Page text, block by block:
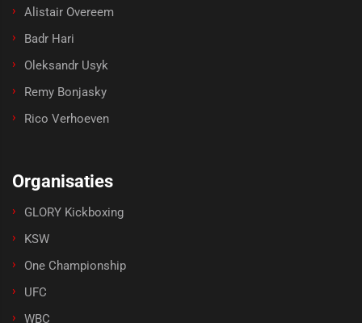
Alistair Overeem
Badr Hari
Oleksandr Usyk
Remy Bonjasky
Rico Verhoeven
Organisaties
GLORY Kickboxing
KSW
One Championship
UFC
WBC